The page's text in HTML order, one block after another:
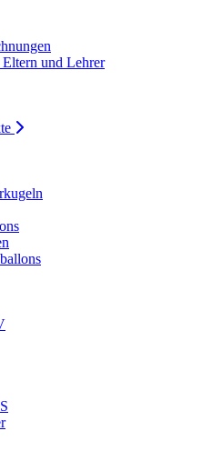
und Lehrer